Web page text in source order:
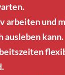
arbeiten und
ausleben kann.